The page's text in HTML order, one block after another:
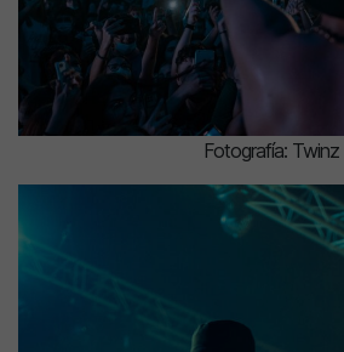
Fotografía: Twinz